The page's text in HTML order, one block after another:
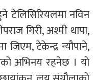
टेलिसिरियलमा नविन
गिरी, अश्मी थापा,
जिएम, टेकेन्द्र न्यौपाने,
अभिनय रहनेछ । यो